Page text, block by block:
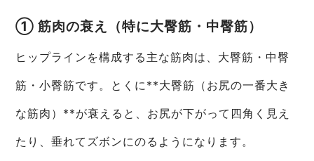
① 筋肉の衰え（特に大臀筋・中臀筋）
ヒップラインを構成する主な筋肉は、大臀筋・中臀
筋・小臀筋です。とくに**大臀筋（お尻の一番大き
な筋肉）**が衰えると、お尻が下がって四角く見え
たり、垂れてズボンにのるようになります。